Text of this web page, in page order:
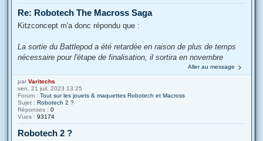
Re: Robotech The Macross Saga
Kitzconcept m'a donc répondu que :
La sortie du Battlepod a été retardée en raison de plus de temps
nécessaire pour l'étape de finalisation, il sortira en novembre
Aller au message
par Varitechs
ven. 21 juil. 2023 13:25
Forum : Tout sur les jouets & maquettes Robotech et Macross
Sujet : Robotech 2 ?
Réponses : 0
Vues : 93174
Robotech 2 ?